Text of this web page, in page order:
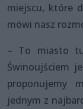
miejscu, które
mówi nasz
– To miasto
Świnoujściem
proponujemy
jednym z